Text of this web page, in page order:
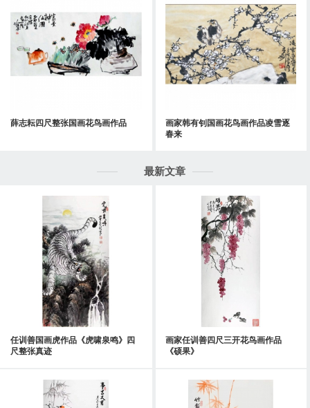
薛志耘四尺整张国画花鸟画作品
画家韩有钊国画花鸟画作品凌雪逐
春来
最新文章
任训善国画虎作品《虎啸泉鸣》四
尺整张真迹
画家任训善四尺三开花鸟画作品
《硕果》